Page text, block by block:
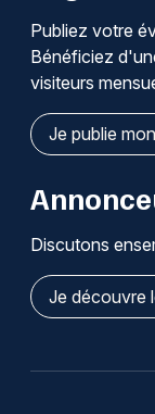
Publiez votre
Bénéficiez
visiteurs
Je publie
Discutons
Je découvre